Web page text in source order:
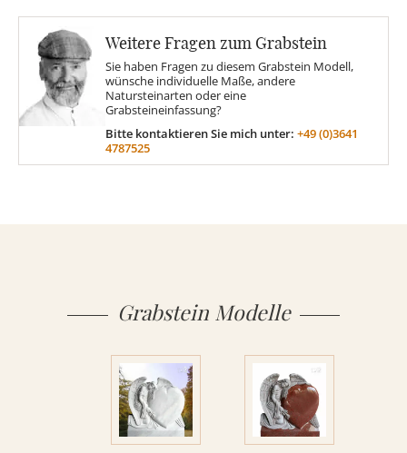
Findling
MATERIAL
Granit
Weitere Fragen zum Grabstein
Sie haben Fragen zu diesem Grabstein Modell,
wünsche individuelle Maße, andere
Natursteinarten oder eine
Grabsteineinfassung?
Bitte kontaktieren Sie mich unter: +49 (0)3641
4787525
Grabstein Modelle